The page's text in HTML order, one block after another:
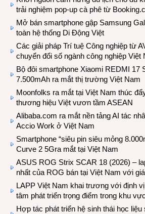
trải nghiệm pop-up cà phê từ
Mở bán smartphone gập Samsung
toàn hệ thống Di Động Việt
Các giải pháp Trí tuệ Công nghiệp từ
chuyển đổi số ngành công nghiệp Việt
Bộ đôi smartphone Xiaomi REDMI 17
7.500mAh ra mắt thị trường Việt Nam
Moonfolks ra mắt tại Việt Nam thúc
thương hiệu Việt vươn tầm ASEAN
Alibaba.com ra mắt nền tảng AI tác
Accio Work ở Việt Nam
Smartphone “siêu pin siêu mỏng
Curve 2 5Gra mắt tại Việt Nam
ASUS ROG Strix SCAR 18 (2026) –
nhất của ROG bán tại Việt Nam với
LAPP Việt Nam khai trương với định
tâm phát triển trọng điểm trong khu vực
Hợp tác phát triển hệ sinh thái học